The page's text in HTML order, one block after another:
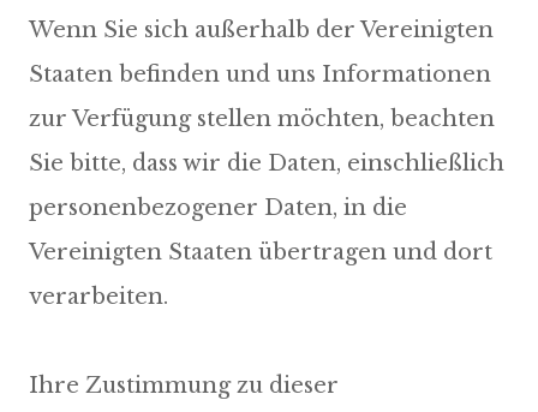
Wenn Sie sich außerhalb der Vereinigten
Staaten befinden und uns Informationen
zur Verfügung stellen möchten, beachten
Sie bitte, dass wir die Daten, einschließlich
personenbezogener Daten, in die
Vereinigten Staaten übertragen und dort
verarbeiten.
Ihre Zustimmung zu dieser